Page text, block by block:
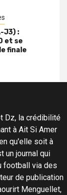
J3) :
et se
finale
Dz, la crédibilité
à Ait Si Amer
qu'elle soit à
un journal qui
football via des
de publication
Menguellet,